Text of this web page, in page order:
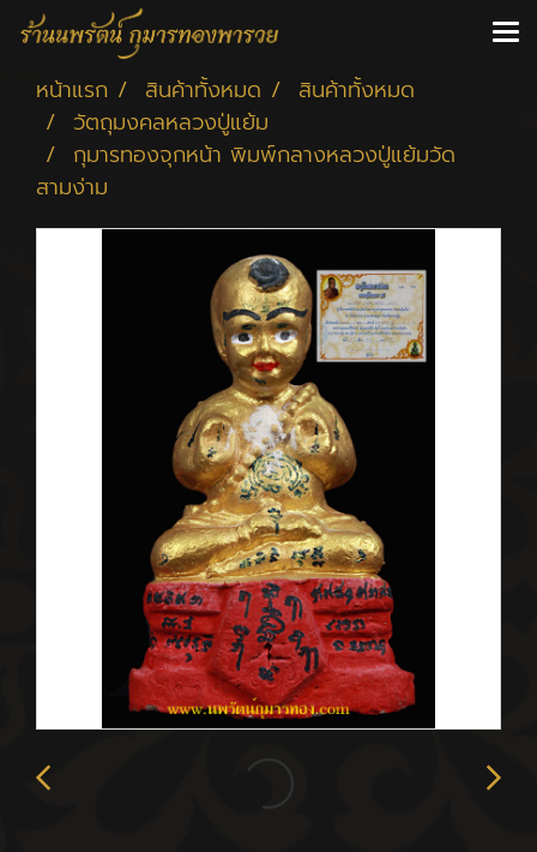
หน้าแรก สินค้าทั้งหมด
สินค้าทั้งหมด
วัตถุมงคลหลวงปู่แย้ม
กุมารทองจุกหน้า พิมพ์กลางหลวงปู่แย้มวัด
สามง่าม